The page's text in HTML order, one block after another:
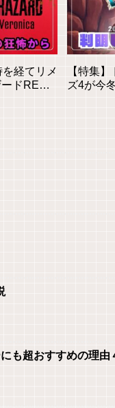
を経てリメ
ドREベ
【特集
ズ4が今
も超おすすめの理由